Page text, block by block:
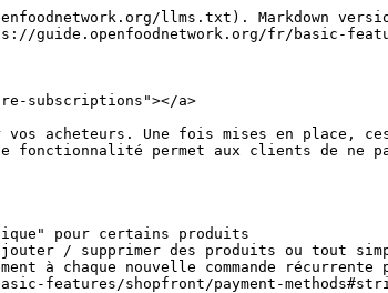
llms.txt). Markdown
guide.openfoodnetwork.org/fr/basic-
subscriptions"></a>
vos acheteurs. Une fois mises en place,
permet aux clients de ne
pour certains produits
/ supprimer des produits ou tout
à chaque nouvelle commande
features/shopfront/payment-